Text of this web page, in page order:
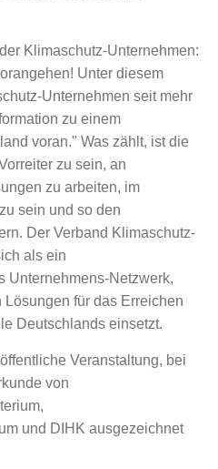
Klimaschutz-Unternehmen:
Unter diesem
Unternehmen seit mehr
zu einem
voran." Was zählt, ist die
zu sein, an
zu arbeiten, im
sein und so den
Der Verband Klimaschutz-
als ein
Unternehmens-Netzwerk,
für das Erreichen
Deutschlands einsetzt.
Veranstaltung, bei
von
und DIHK ausgezeichnet